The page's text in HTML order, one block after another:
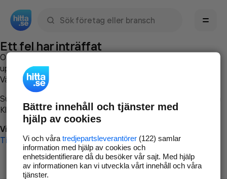
Ett fel har inträffat
Om du vill kan du
uppstod så att vi lättare och snabbare kan avhjälpa det.
Vänligen försök med följande:
Surfa till
Klicka påTillbaka-knappen i webbläsaren och försök igen
Vi beklagar besväret!
Till startsidan
Bättre innehåll och tjänster med
hjälp av cookies
Vi och våra tredjepartsleverantörer(122) samlar
information med hjälp av cookies och
enhetsidentifierare då du besöker vår sajt. Med hjälp
av informationen kan vi utveckla vårt innehåll och våra
tjänster.